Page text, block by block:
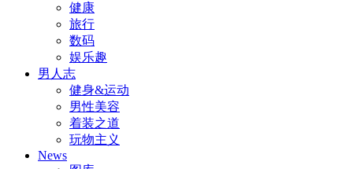
健康
旅行
数码
娱乐趣
男人志
健身&运动
男性美容
着装之道
玩物主义
News